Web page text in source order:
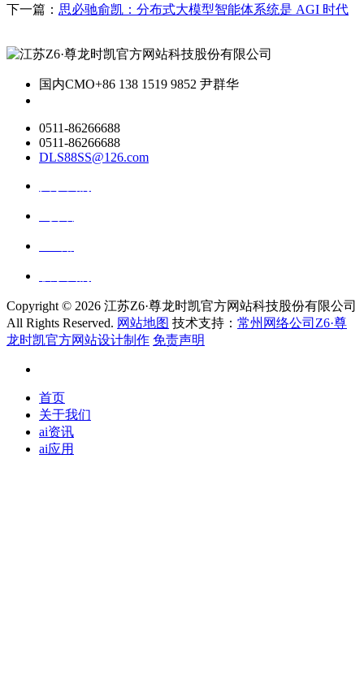
下一篇： 思必驰俞凯：分布式大模型智能体系统是 AGI 时代
国内CMO+86 138 1519 9852 尹群华
0511-86266688
0511-86266688
DLS88SS@126.com
Copyright © 2026 江苏Z6·尊龙时凯官方网站科技股份有限公司
All Rights Reserved. 网站地图 技术支持： 常州网络公司Z6·尊
龙时凯官方网站设计制作 免责声明
首页
关于我们
ai资讯
ai应用